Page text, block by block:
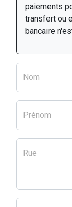
paiements
transfert ou
bancaire
Nom
Prénom
Rue